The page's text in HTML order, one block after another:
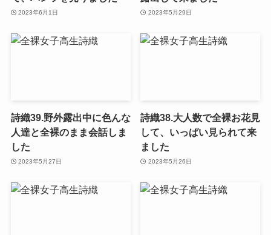
2023年6月1日 2023年5月29日
詩織39.野外露出中に色んな
人達と全裸のまま会話しま
した
2023年5月27日
詩織38.大人数で全裸お花見
して、いっぱい見られて来
ました
2023年5月26日